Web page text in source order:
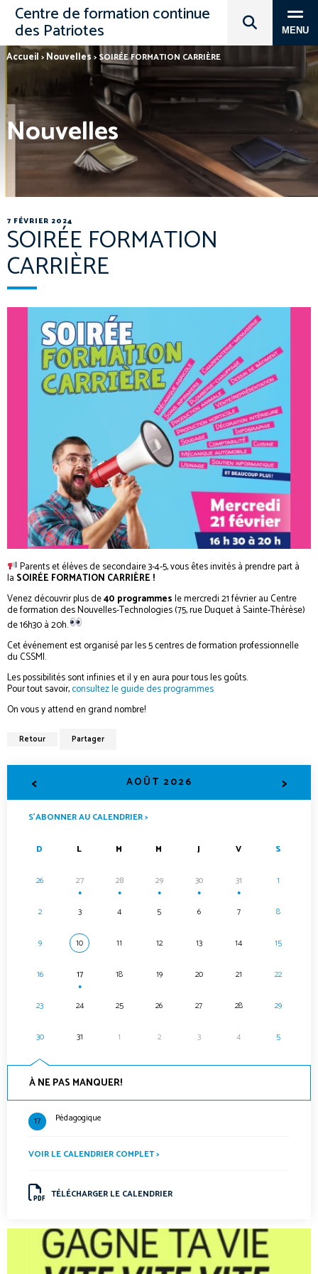
Centre de formation continue
des Patriotes MENU
Accueil > Nouvelles > SOIRÉE FORMATION CARRIÈRE
Nouvelles
7 FÉVRIER 2024
SOIRÉE FORMATION
CARRIÈRE
Parents et élèves de secondaire 3-4-5, vous êtes invités à prendre part à
la SOIRÉE FORMATION CARRIÈRE !
Venez découvrir plus de40 programmesle mercredi 21 février au Centre
de formation des Nouvelles-Technologies (75, rue Duquet à Sainte-Thérèse)
de 16h30 à 20h.
Cet événement est organisé par les 5 centres de formation professionnelle
du CSSMI.
Les possibilités sont infinies et il y en aura pour tous les goûts.
Pour tout savoir,consultez le guide des programmes
On vous y attend en grand nombre!
Retour Partager
< AOÛT 2026 >
S’ABONNER AU CALENDRIER >
D L M M J V S
26 27
●
28
●
29
●
30
●
31
●
1
2 3 4 5 6 7 8
9 10 11 12 13 14 15
16 17
●
18 19 20 21 22
23 24 25 26 27 28 29
30 31 1 2 3 4 5
À NE PAS MANQUER!
17 Pédagogique
VOIR LE CALENDRIER COMPLET >
TÉLÉCHARGER LE CALENDRIER